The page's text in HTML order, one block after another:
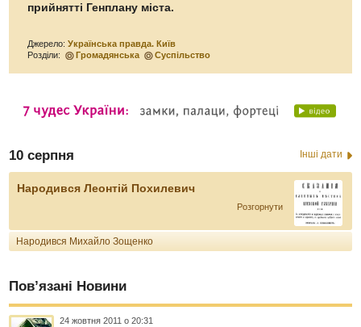
прийнятті Генплану міста.
Джерело:Українська правда. Київ
Розділи:
Громадянська Суспільство
10 серпня Інші дати
Народився Леонтій Похилевич
Розгорнути
Народився Михайло Зощенко
Пов’язані Новини
24 жовтня 2011 о 20:31